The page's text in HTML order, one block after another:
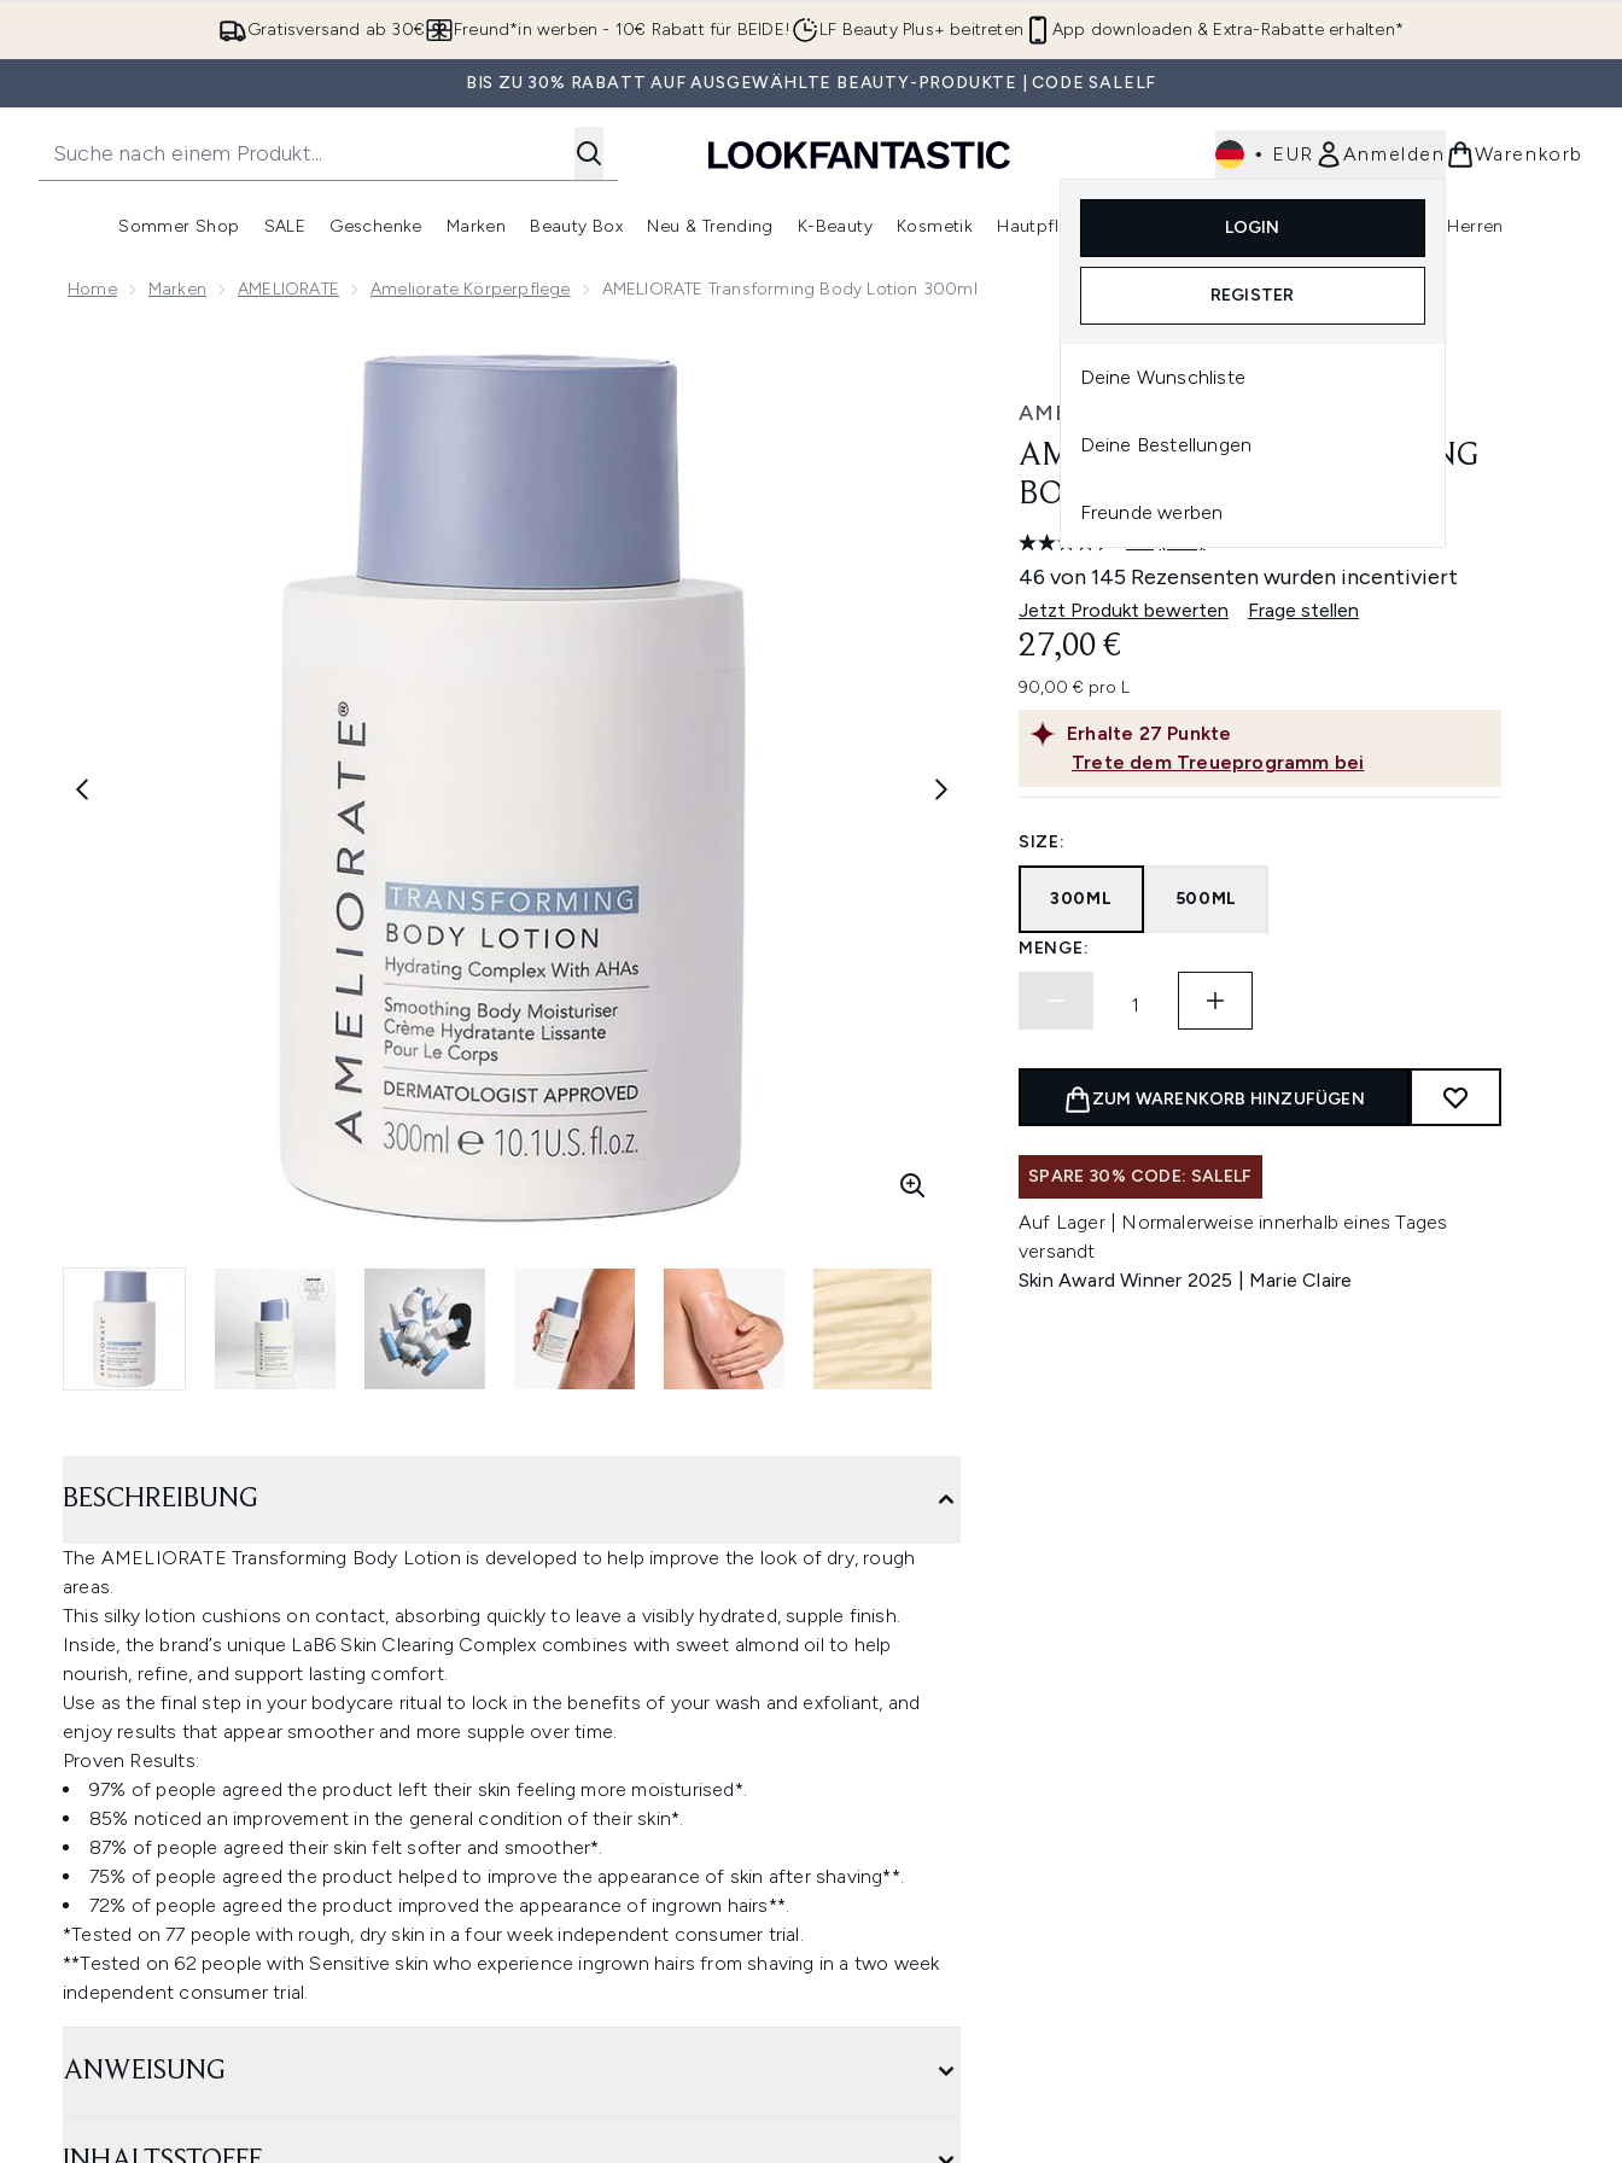
Zum Hauptinhalt springen
Gratisversand ab 30€ App downloaden & Extra-Rabatte erhalten*
Freund*in werben - 10€ Rabatt für BEIDE! LF Beauty Plus+ beitreten
BIS ZU 30% RABATT AUF AUSGEWÄHLTE BEAUTY-PRODUKTE | CODE SALELF
• EUR Anmelden
LOGIN
REGISTER
Deine Wunschliste
Deine Bestellungen
Freunde werben
Warenkorb
Sommer Shop
Untermenü Anmelden (Sommer Shop)
SALE
Untermenü Anmelden (SALE)
Geschenke
Untermenü Anmelden (Geschenke)
Marken
Untermenü Anmelden (Marken)
Beauty Box
Untermenü Anmelden (Beauty Box)
Neu & Trending
Untermenü Anmelden (Neu & Trending)
K-Beauty Kosmetik
Untermenü Anmelden (Kosmetik)
Hautpflege
Untermenü Anmelden (Haarpflege)
Parfum
Untermenü Anmelden (Parfum)
Herren
Home Marken AMELIORATE Ameliorate Körperpflege AMELIORATE Transforming Body Lotion 300ml
Now showing image 1 AMELIORATE Transforming Body Lotion 300ml
AMELIORATE
AMELIORATE TRANSFORMING
BODY LOTION 300ML
4.5 145
Bewertungen
lesen.
Link
(145)
46 von 145 Rezensenten wurden incentiviert
Jetzt Produkt bewerten Frage stellen
Erhalte 27 Punkte
Trete dem Treueprogramm bei
27,00 €
90,00 € pro L
SIZE:
300ML 500ML
MENGE:
ZUM WARENKORB HINZUFÜGEN
SPARE 30% CODE: SALELF
Auf Lager | Normalerweise innerhalb eines Tages
versandt
Skin Award Winner 2025 | Marie Claire
BESCHREIBUNG
The AMELIORATE Transforming Body Lotion is developed to help improve the look of dry, rough
areas.
This silky lotion cushions on contact, absorbing quickly to leave a visibly hydrated, supple finish.
Inside, the brand’s unique LaB6 Skin Clearing Complex combines with sweet almond oil to help
nourish, refine, and support lasting comfort.
Use as the final step in your bodycare ritual to lock in the benefits of your wash and exfoliant, and
enjoy results that appear smoother and more supple over time.
Proven Results:
97% of people agreed the product left their skin feeling more moisturised*.
85% noticed an improvement in the general condition of their skin*.
87% of people agreed their skin felt softer and smoother*.
75% of people agreed the product helped to improve the appearance of skin after shaving**.
72% of people agreed the product improved the appearance of ingrown hairs**.
*Tested on 77 people with rough, dry skin in a four week independent consumer trial.
**Tested on 62 people with Sensitive skin who experience ingrown hairs from shaving in a two week
independent consumer trial.
ANWEISUNG